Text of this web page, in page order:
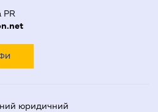
PR
юридичний